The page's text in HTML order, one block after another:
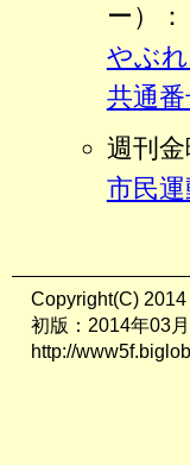
ー）：
やぶ
共通
週刊金
市民
Copyright(C)
初版：2014年03
http://